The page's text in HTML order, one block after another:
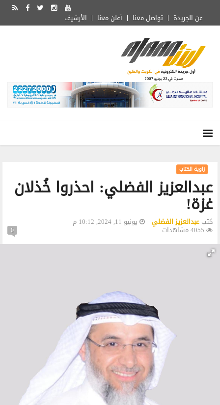
الأرشيف أعلن معنا تواصل معنا عن الجريدة
عبدالعزيز الفضلي: احذروا خُذلان
غزة!
زاوية الكتاب
كتب عبدالعزيز الفضلي يونيو 11, 2024, 10:12 م
0